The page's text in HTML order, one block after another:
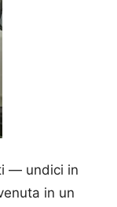
— undici in
in un